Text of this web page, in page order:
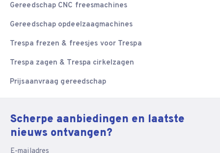
Gereedschap CNC freesmachines
Gereedschap opdeelzaagmachines
Trespa frezen & freesjes voor Trespa
Trespa zagen & Trespa cirkelzagen
Prijsaanvraag gereedschap
Scherpe aanbiedingen en laatste
nieuws ontvangen?